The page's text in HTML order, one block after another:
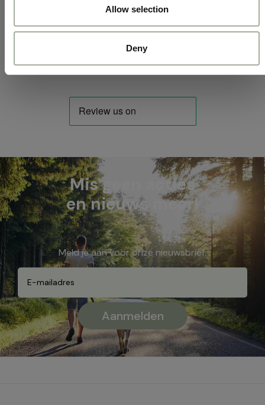
Allow selection
Deny
Mis geen acties
en nieuws meer!
Meld je aan voor onze nieuwsbrief: